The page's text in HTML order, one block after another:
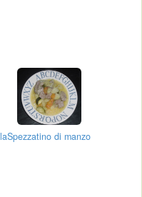
Spezzatino di manzo